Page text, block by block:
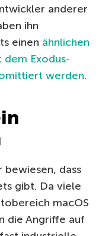
anderer
ihn
einen ähnlichen
dem Exodus-
werden.
dass
gibt. Da viele
macOS
die Angriffe auf